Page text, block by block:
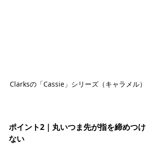
Clarksの「Cassie」シリーズ（キャラメル）
ポイント2｜丸いつま先が指を締めつけ
ない